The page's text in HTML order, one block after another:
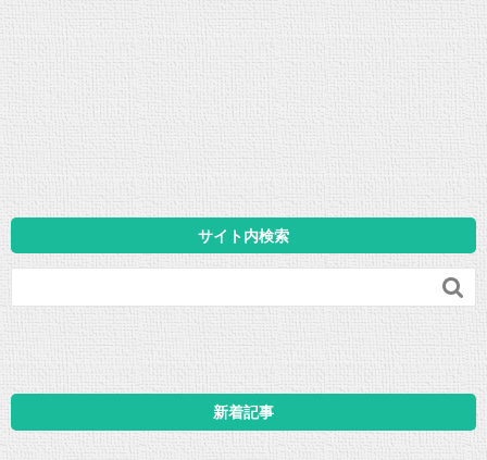
サイト内検索

新着記事